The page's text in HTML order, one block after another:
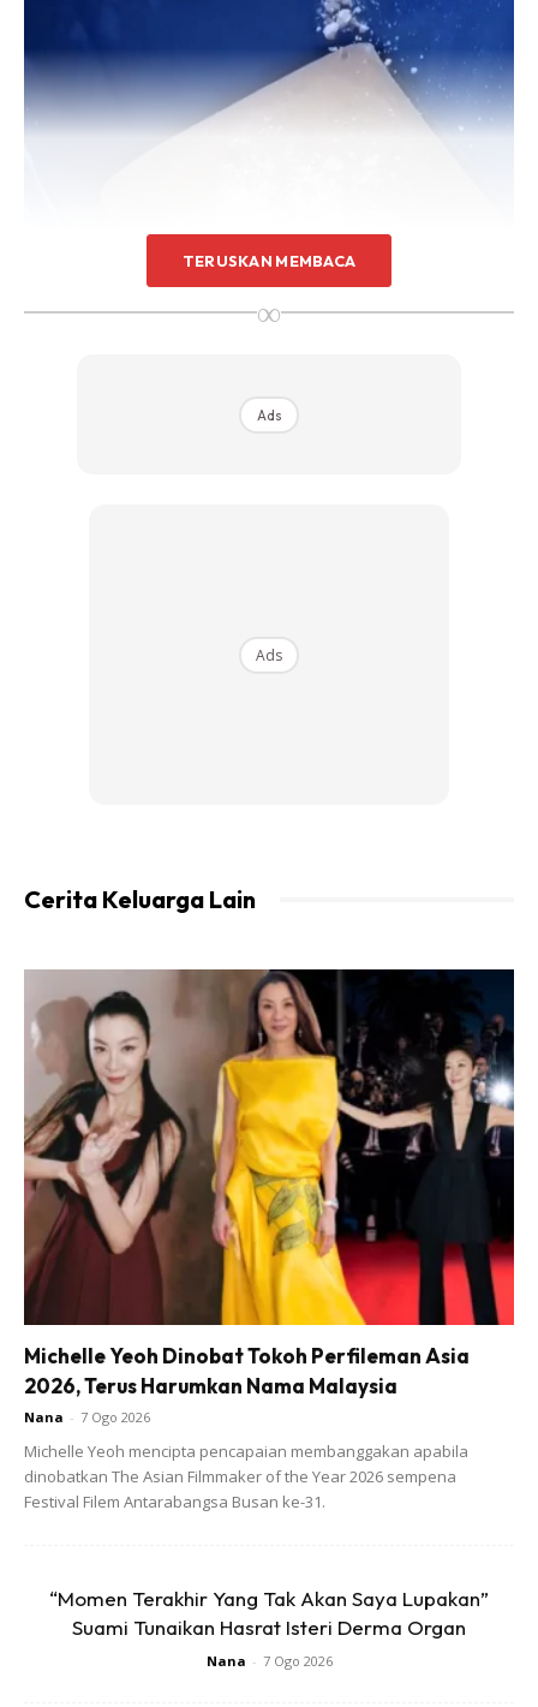
Baking soda Bantu naikkan warna putih.
TERUSKAN MEMBACA
∞
Ads
Ads
Cerita Keluarga Lain
Michelle Yeoh Dinobat Tokoh Perfileman Asia
2026, Terus Harumkan Nama Malaysia
Nana - 7 Ogo 2026
Michelle Yeoh mencipta pencapaian membanggakan apabila
dinobatkan The Asian Filmmaker of the Year 2026 sempena
Festival Filem Antarabangsa Busan ke-31.
“Momen Terakhir Yang Tak Akan Saya Lupakan”
Suami Tunaikan Hasrat Isteri Derma Organ
Nana - 7 Ogo 2026